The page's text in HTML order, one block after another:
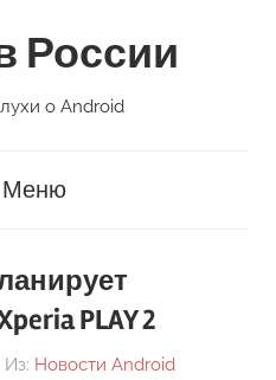
России
о Android
Меню
PLAY 2
Из: Новости Android